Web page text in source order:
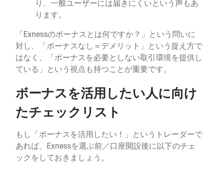
り、一般ユーザーには届きにくいという声もあ
ります。
「Exnessのボーナスとは何ですか？」という問いに
対し、「ボーナスなし＝デメリット」という捉え方で
はなく、「ボーナスを必要としない取引環境を提供し
ている」という視点も持つことが重要です。
ボーナスを活用したい人に向け
たチェックリスト
もし「ボーナスを活用したい！」というトレーダーで
あれば、Exnessを選ぶ前／口座開設後に以下のチェ
ックをしておきましょう。